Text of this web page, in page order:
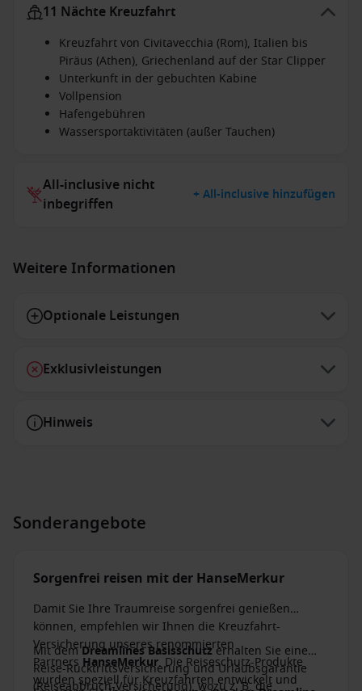
11 Nächte Kreuzfahrt
Kreuzfahrt von Civitavecchia (Rom), Italien bis
Piräus (Athen), Griechenland auf der Star Clipper
Unterkunft in der gebuchten Kabine
Vollpension
Hafengebühren
Wassersportaktivitäten (außer Tauchen)
All-inclusive nicht
inbegriffen
+ All-inclusive hinzufügen
Weitere Informationen
Optionale Leistungen
Exklusivleistungen
Hinweis
Sonderangebote
Sorgenfrei reisen mit der HanseMerkur
Damit Sie Ihre Traumreise sorgenfrei genießen
können, empfehlen wir Ihnen die Kreuzfahrt-
Versicherung unseres renommierten
PartnersHanseMerkur. Die Reiseschutz-Produkte
wurden speziell für Kreuzfahrten entwickelt und
Mit demDreamlines Basisschutzerhalten Sie eine
Reise-Rücktrittsversicherung und Urlaubsgarantie
(Reiseabbruch-Versicherung), wozu z. B. die